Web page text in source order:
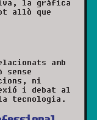
la gràfica
allò que
amb
ni
i debat al
tecnologia.